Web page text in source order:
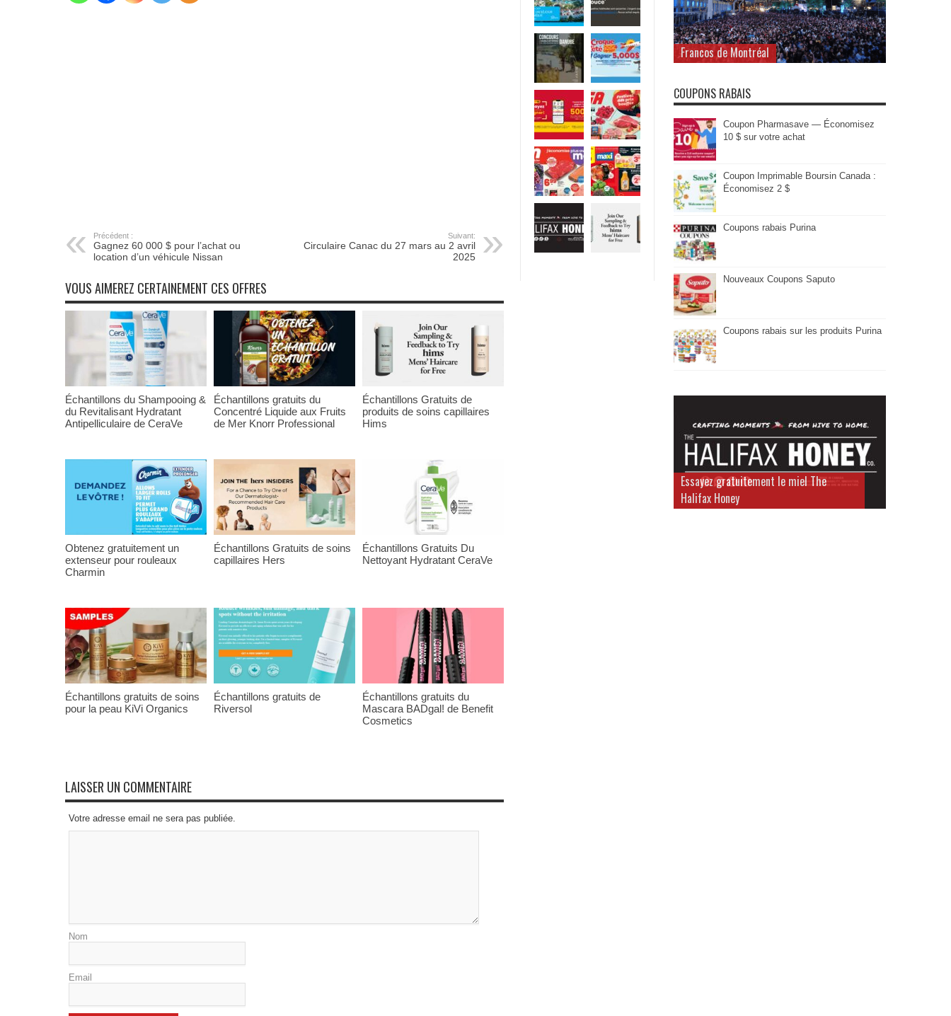
Précédent :
Gagnez 60 000 $ pour l’achat ou
location d’un véhicule Nissan
Suivant:
Circulaire Canac du 27 mars au 2 avril
2025
VOUS AIMEREZ CERTAINEMENT CES OFFRES
Échantillons du Shampooing &
du Revitalisant Hydratant
Antipelliculaire de CeraVe
Échantillons gratuits du
Concentré Liquide aux Fruits
de Mer Knorr Professional
Échantillons Gratuits de
produits de soins capillaires
Hims
Obtenez gratuitement un
extenseur pour rouleaux
Charmin
Échantillons Gratuits de soins
capillaires Hers
Échantillons Gratuits Du
Nettoyant Hydratant CeraVe
Échantillons gratuits de soins
pour la peau KiVi Organics
Échantillons gratuits de
Riversol
Échantillons gratuits du
Mascara BADgal! de Benefit
Cosmetics
LAISSER UN COMMENTAIRE
Votre adresse email ne sera pas publiée.
Nom
Email
Francos de Montréal
COUPONS RABAIS
Coupon Pharmasave — Économisez
10 $ sur votre achat
Coupon Imprimable Boursin Canada :
Économisez 2 $
Coupons rabais Purina
Nouveaux Coupons Saputo
Coupons rabais sur les produits Purina
Essayez gratuitement le miel The
Halifax Honey